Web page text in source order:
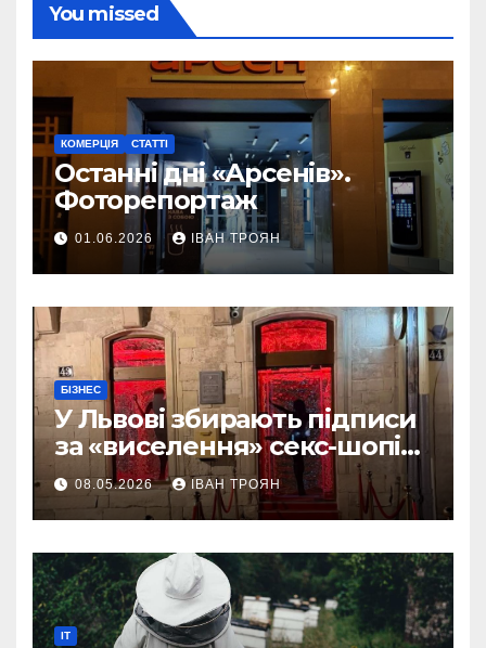
You missed
КОМЕРЦІЯ СТАТТІ
Останні дні «Арсенів».
Фоторепортаж
01.06.2026 ІВАН ТРОЯН
БІЗНЕС
У Львові збирають підписи
за «виселення» секс-шопів
із центру міста
08.05.2026 ІВАН ТРОЯН
IT